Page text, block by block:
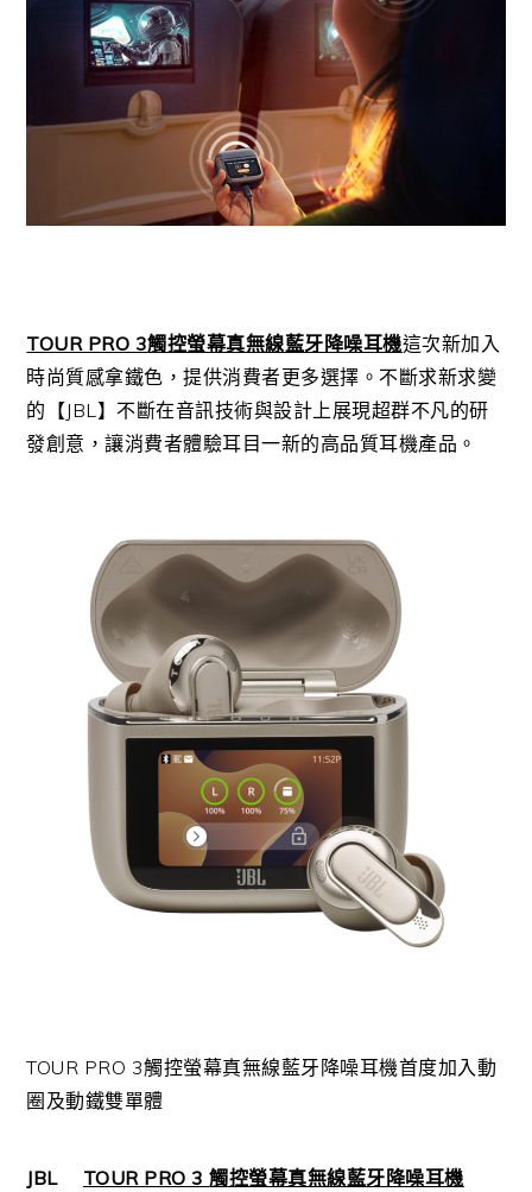
TOUR PRO 3觸控螢幕真無線藍牙降噪耳機這次新加入
時尚質感拿鐵色，提供消費者更多選擇。不斷求新求變
的【JBL】不斷在音訊技術與設計上展現超群不凡的研
發創意，讓消費者體驗耳目一新的高品質耳機產品。
TOUR PRO 3觸控螢幕真無線藍牙降噪耳機首度加入動
圈及動鐵雙單體
JBL TOUR PRO 3觸控螢幕真無線藍牙降噪耳機